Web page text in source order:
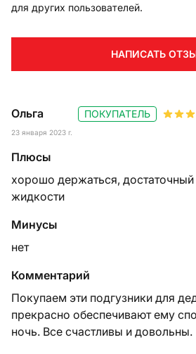
Ольга
23 января 2023 г.
ПОКУПАТЕЛЬ
Плюсы
хорошо держаться,
жидкости
Минусы
нет
Комментарий
Покупаем эти подгузники для
прекрасно обеспечивают ему
ночь. Все счастливы и довольны.
для других пользователей.
НАПИСАТЬ